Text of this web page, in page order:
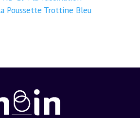
Poussette Trottine Bleu